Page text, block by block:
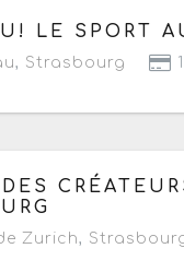
janvier 2025 au
LE SPORT
, Strasbourg
10 mai au
Zurich,